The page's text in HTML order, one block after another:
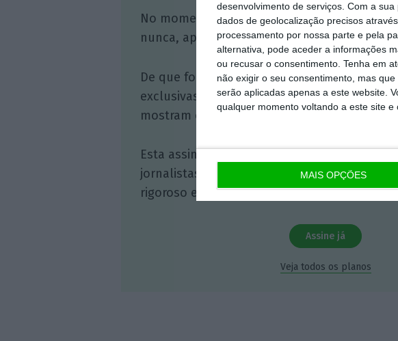
desenvolvimento de serviços. Com a sua
dados de geolocalização precisos
processamento por nossa parte e pela
alternativa, pode aceder a informações
ou recusar o consentimento. Tenha em
não exigir o seu consentimento, mas
serão aplicadas apenas a este website.
qualquer momento voltando a este site
MAIS OPÇÕES
No momento em que a informação é mais
nunca, apoie o jornalismo independente e
De que forma? Assine o ECO Premium e
exclusivas, à opinião que conta, às
mostram o outro lado da história.
Esta assinatura é uma forma de apoiar o ECO
jornalistas. A nossa contrapartida é o
rigoroso e credível.
Assine já
Veja todos os planos